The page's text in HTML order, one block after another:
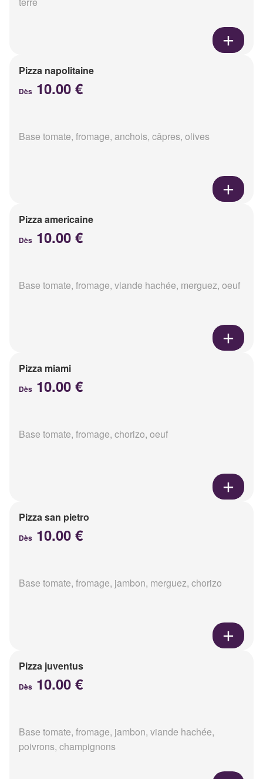
Pizza napolitaine
Dès 10.00 €
Base tomate, fromage, anchois, câpres, olives
Pizza americaine
Dès 10.00 €
Base tomate, fromage, viande hachée, merguez, oeuf
Pizza miami
Dès 10.00 €
Base tomate, fromage, chorizo, oeuf
Pizza san pietro
Dès 10.00 €
Base tomate, fromage, jambon, merguez, chorizo
Pizza juventus
Dès 10.00 €
Base tomate, fromage, jambon, viande hachée,
poivrons, champignons